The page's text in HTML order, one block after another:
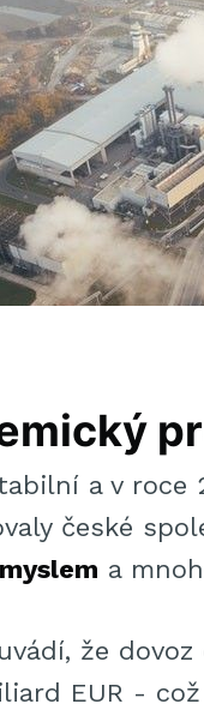
a v roce
české
a
že
EUR -